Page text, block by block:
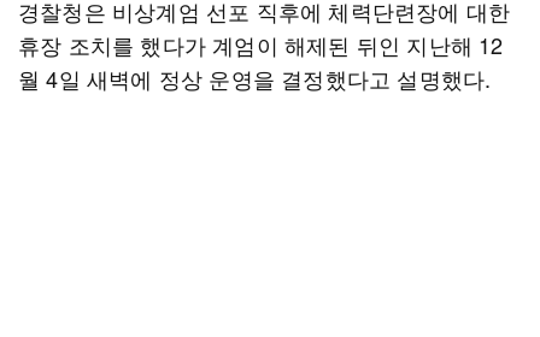
경찰청은 비상계엄 선포 직후에 체력단련장에 대한
휴장 조치를 했다가 계엄이 해제된 뒤인 지난해 12
월 4일 새벽에 정상 운영을 결정했다고 설명했다.